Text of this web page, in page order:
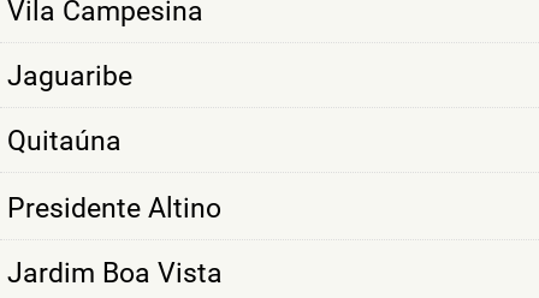
Vila Campesina
Jaguaribe
Quitaúna
Presidente Altino
Jardim Boa Vista